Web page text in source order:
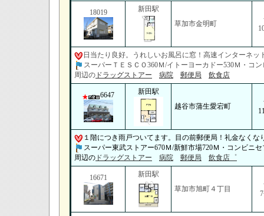
18019
新田駅
草加市金明町
日当たり良好。うれしいお風呂に窓！高速インターネッ
スーパーＴＥＳＣＯ360Ｍ/イトーヨーカドー530Ｍ・コ
周辺の ドラッグストアー 病院 郵便局 飲食店
6647
新田駅
越谷市蒲生愛宕町
１階につき雨戸ついてます。目の前郵便局！礼金なく
スーパー東武ストアー670Ｍ/新鮮市場720Ｍ・コンビニ
周辺の ドラッグストアー 病院 郵便局 飲食店゜
16671
新田駅
草加市旭町４丁目